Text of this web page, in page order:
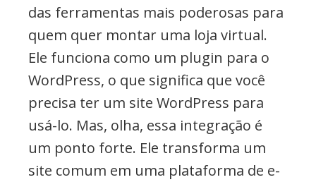
das ferramentas mais poderosas para
quem quer montar uma loja virtual.
Ele funciona como um plugin para o
WordPress, o que significa que você
precisa ter um site WordPress para
usá-lo. Mas, olha, essa integração é
um ponto forte. Ele transforma um
site comum em uma plataforma de e-